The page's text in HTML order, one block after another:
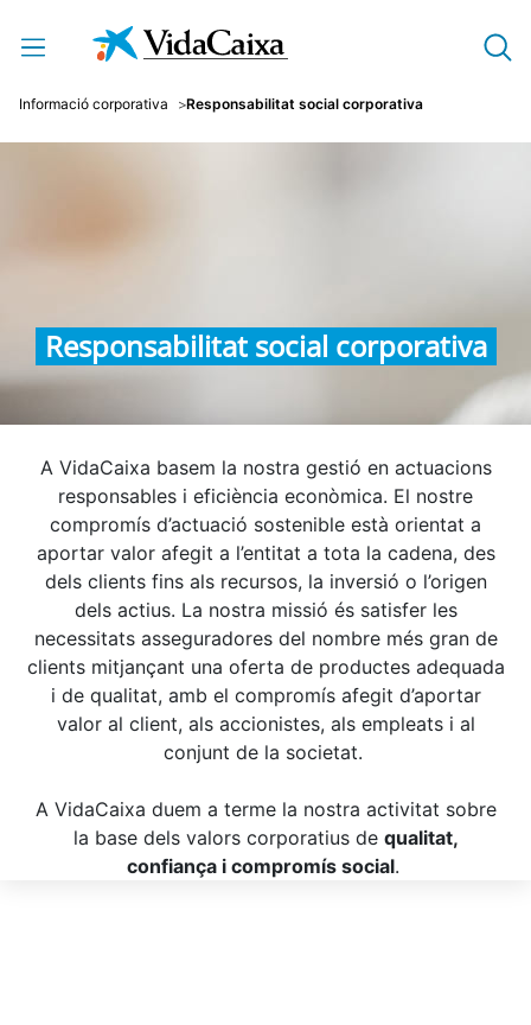
Salta al contingut principal
Informació corporativa Responsabilitat social corporativa
Responsabilitat social corporativa
A VidaCaixa basem la nostra gestió en actuacions
responsables i eficiència econòmica. El nostre
compromís d’actuació sostenible està orientat a
aportar valor afegit a l’entitat a tota la cadena, des
dels clients fins als recursos, la inversió o l’origen
dels actius. La nostra missió és satisfer les
necessitats asseguradores del nombre més gran de
clients mitjançant una oferta de productes adequada
i de qualitat, amb el compromís afegit d’aportar
valor al client, als accionistes, als empleats i al
conjunt de la societat.
A VidaCaixa duem a terme la nostra activitat sobre
la base dels valors corporatius de qualitat,
confiança i compromís social.